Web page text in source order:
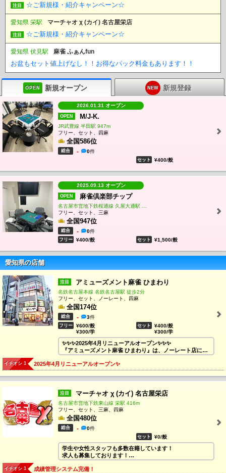
注目 ☆ご新規様・紹介キャンペーン☆
愛知県 栄駅 マーチャオ χ (カイ) 名古屋栄店
注目 ☆ご新規様・紹介キャンペーン☆
愛知県 伏見駅 麻雀 ふぁんfun
お盆もセット値上げなし！！お得なパック料金もあります！！
OPEN 新規オープン NEW 新規登録
2026.01.31 オープン
OPEN M/J-K.
JR武豊線 半田駅 947m
フリー、セット、四麻
全国586位
総合 - 0件
セット ¥400/般
2025.09.13 オープン
OPEN 麻雀倶楽部チップ
フリー、セット、三麻
全国947位
総合 - 0件
フリー ¥400/般 セット ¥1,500/般
愛知県の店舗
注目 アミューズメント麻雀 ひまわり
名鉄名古屋本線 名鉄名古屋駅 徒歩2分
フリー、セット、ノーレート、四麻
全国174位
総合 - 3件
フリー
¥600/般
¥300/学
セット
¥400/般
¥300/学
✨✨✨2025年4月リニューアルオープン✨✨✨
『アミューズメント麻雀 ひまわり』は、ノーレート店に生
まれ変わりました🀄
名古屋駅すぐ！ワイワイ楽しく打ちたいならココ！
女性スタッフメインのお店です(*´ω｀*)
と同じになります♪
雀荘に行くのが初めてなお客様でも、安心してご来店いた
だけます☺
もちろん、セットのお客様の大歓迎(*'ω'*)
セットのご予約は、ソーシャル欄の自社ブログリンクから
雀荘デビューにぜひ、ご来店ください(^^)/
イベント随時盛りだくさん！スタッフ一同笑顔でお待ちし
イチオシ 1 2025年4月リニューアルオープン✨
注目 マーチャオ χ (カイ) 名古屋栄店
名古屋市営地下鉄東山線 栄駅 416m
フリー、セット、三麻、四麻
全国480位
総合 - 0件
セット ¥0/般
学生や女性スタッフも多数在籍しています！
求人も募集しております！
ぜひ一緒に働きましょう♪♪♪
イチオシ 1 成績管理システム完備！